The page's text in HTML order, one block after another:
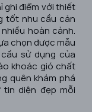
ghi điểm với thiết
tốt nhu cầu cản
hoàn cảnh.
chọn được mẫu
sử dụng của
khoác gió chất
quên khám phá
tin diện đẹp mỗi